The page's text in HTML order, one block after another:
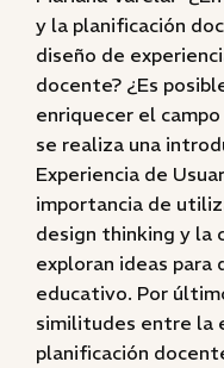
y la planificación
diseño de
docente? ¿Es
enriquecer el
se realiza una
Experiencia de
importancia de
design thinking y la
exploran ideas para
educativo. Por
similitudes entre la
planificación